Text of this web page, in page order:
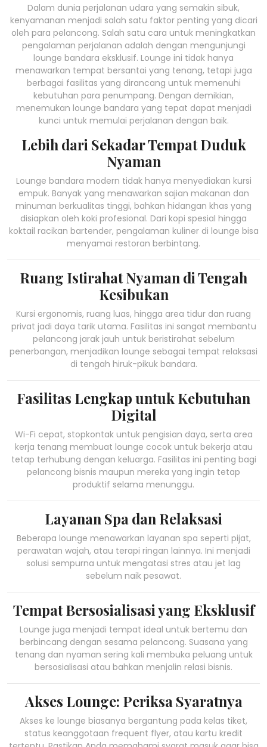
Dalam dunia perjalanan udara yang semakin sibuk,
kenyamanan menjadi salah satu faktor penting yang dicari
oleh para pelancong. Salah satu cara untuk meningkatkan
pengalaman perjalanan adalah dengan mengunjungi
lounge bandara eksklusif. Lounge ini tidak hanya
menawarkan tempat bersantai yang tenang, tetapi juga
berbagai fasilitas yang dirancang untuk memenuhi
kebutuhan para penumpang. Dengan demikian,
menemukan lounge bandara yang tepat dapat menjadi
kunci untuk memulai perjalanan dengan baik.
Lebih dari Sekadar Tempat Duduk
Nyaman
Lounge bandara modern tidak hanya menyediakan kursi
empuk. Banyak yang menawarkan sajian makanan dan
minuman berkualitas tinggi, bahkan hidangan khas yang
disiapkan oleh koki profesional. Dari kopi spesial hingga
koktail racikan bartender, pengalaman kuliner di lounge bisa
menyamai restoran berbintang.
Ruang Istirahat Nyaman di Tengah
Kesibukan
Kursi ergonomis, ruang luas, hingga area tidur dan ruang
privat jadi daya tarik utama. Fasilitas ini sangat membantu
pelancong jarak jauh untuk beristirahat sebelum
penerbangan, menjadikan lounge sebagai tempat relaksasi
di tengah hiruk-pikuk bandara.
Fasilitas Lengkap untuk Kebutuhan
Digital
Wi-Fi cepat, stopkontak untuk pengisian daya, serta area
kerja tenang membuat lounge cocok untuk bekerja atau
tetap terhubung dengan keluarga. Fasilitas ini penting bagi
pelancong bisnis maupun mereka yang ingin tetap
produktif selama menunggu.
Layanan Spa dan Relaksasi
Beberapa lounge menawarkan layanan spa seperti pijat,
perawatan wajah, atau terapi ringan lainnya. Ini menjadi
solusi sempurna untuk mengatasi stres atau jet lag
sebelum naik pesawat.
Tempat Bersosialisasi yang Eksklusif
Lounge juga menjadi tempat ideal untuk bertemu dan
berbincang dengan sesama pelancong. Suasana yang
tenang dan nyaman sering kali membuka peluang untuk
bersosialisasi atau bahkan menjalin relasi bisnis.
Akses Lounge: Periksa Syaratnya
Akses ke lounge biasanya bergantung pada kelas tiket,
status keanggotaan frequent flyer, atau kartu kredit